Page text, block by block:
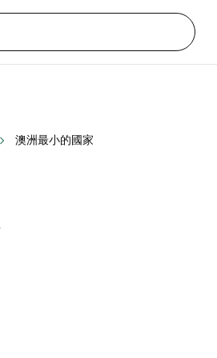
澳洲最小的國家